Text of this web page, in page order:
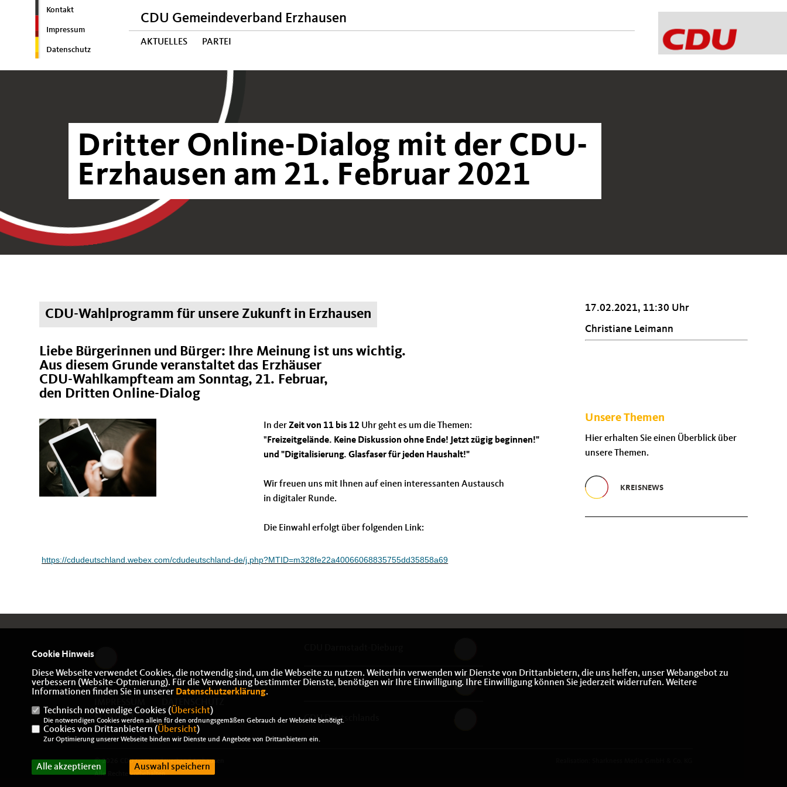
Kontakt
Impressum
Datenschutz
CDU Gemeindeverband Erzhausen
AKTUELLES PARTEI
Dritter Online-Dialog mit der CDU-
Erzhausen am 21. Februar 2021
CDU-Wahlprogramm für unsere Zukunft in Erzhausen
Liebe Bürgerinnen und Bürger: Ihre Meinung ist uns wichtig.
Aus diesem Grunde veranstaltet das Erzhäuser
CDU-Wahlkampfteam am Sonntag, 21. Februar,
den Dritten Online-Dialog
In derZeit von 11 bis 12 Uhr geht es um die Themen:
" Freizeitgelände. Keine Diskussion ohne Ende! Jetzt zügig beginnen!"
und "Digitalisierung. Glasfaser für jeden Haushalt!"
Wir freuen uns mit Ihnen auf einen interessanten Austausch
in digitaler Runde.
Die Einwahl erfolgt über folgenden Link:
https://cdudeutschland.webex.com/cdudeutschland-de/j.php?MTID=m328fe22a40066068835755dd35858a69
17.02.2021, 11:30 Uhr
Christiane Leimann
Unsere Themen
Hier erhalten Sie einen Überblick über
unsere Themen.
KREISNEWS
KONTAKT
CDU in Hessen
CDU Deutschlands
© 2026 CDU Gemeindeverband Erzhausen
Alle Rechte vorbehalten.
Cookie Hinweis
Diese Webseite verwendet Cookies, die notwendig sind, um die Webseite zu nutzen. Weiterhin verwenden wir Dienste von Drittanbietern, die uns helfen, unser Webangebot zu
verbessern (Website-Optmierung). Für die Verwendung bestimmter Dienste, benötigen wir Ihre Einwilligung. Ihre Einwilligung können Sie jederzeit widerrufen. Weitere
Informationen finden Sie in unserer Datenschutzerklärung.
Technisch notwendige Cookies (Übersicht)
Die notwendigen Cookies werden allein für den ordnungsgemäßen Gebrauch der Webseite benötigt.
Cookies von Drittanbietern (Übersicht)
Zur Optimierung unserer Webseite binden wir Dienste und Angebote von Drittanbietern ein.
Alle akzeptieren Auswahl speichern